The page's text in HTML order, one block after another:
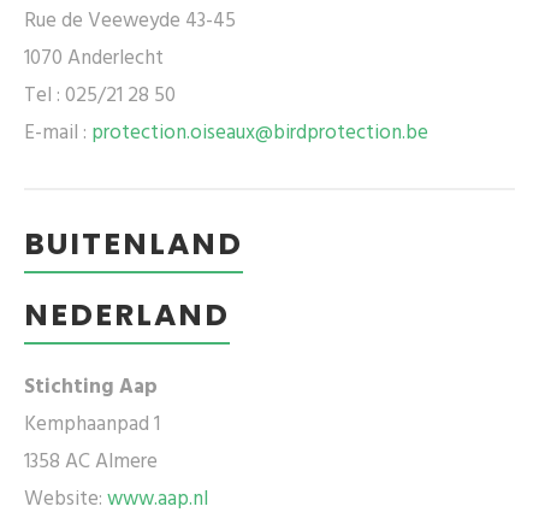
Rue de Veeweyde 43-45
1070 Anderlecht
Tel : 025/21 28 50
E-mail : protection.oiseaux@birdprotection.be
BUITENLAND
NEDERLAND
Stichting Aap
Kemphaanpad 1
1358 AC Almere
Website:www.aap.nl